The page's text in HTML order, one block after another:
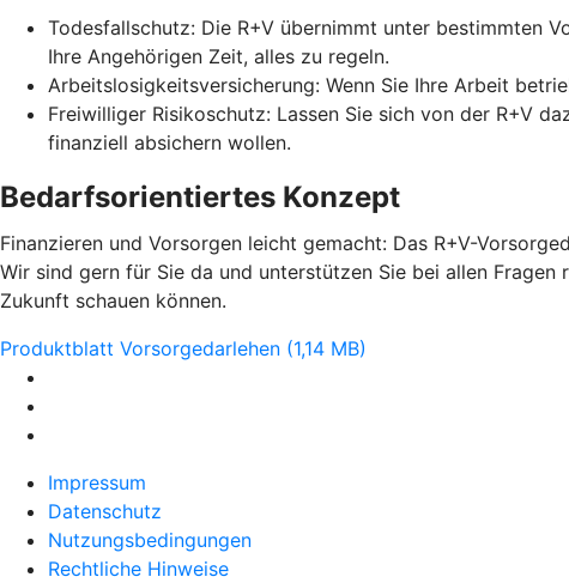
Todesfallschutz: Die R+V übernimmt unter bestimmten
Ihre Angehörigen Zeit, alles zu regeln.
Arbeitslosigkeitsversicherung: Wenn Sie Ihre Arbeit
Freiwilliger Risikoschutz: Lassen Sie sich von der R+V
finanziell absichern wollen.
Bedarfsorientiertes Konzept
Finanzieren und Vorsorgen leicht gemacht: Das R+V-
Wir sind gern für Sie da und unterstützen Sie bei allen
Zukunft schauen können.
Produktblatt Vorsorgedarlehen (1,14 MB)
Impressum
Datenschutz
Nutzungsbedingungen
Rechtliche Hinweise